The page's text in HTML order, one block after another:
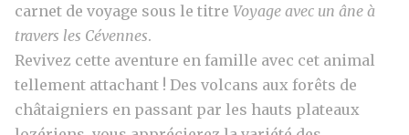
carnet de voyage sous le titre Voyage avec un âne à
travers les Cévennes.
Revivez cette aventure en famille avec cet animal
tellement attachant ! Des volcans aux forêts de
châtaigniers en passant par les hauts plateaux